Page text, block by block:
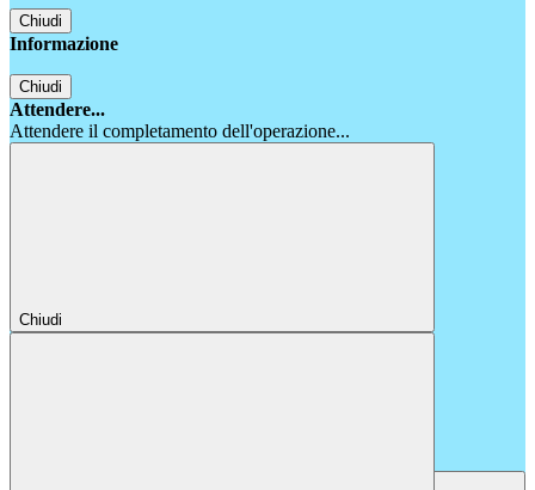
Chiudi
Informazione
Chiudi
Attendere...
Attendere il completamento dell'operazione...
Chiudi